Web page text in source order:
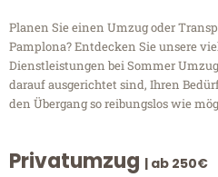
Planen Sie einen Umzug oder
Pamplona? Entdecken Sie unsere
Dienstleistungen bei Sommer
darauf ausgerichtet sind, Ihren
den Übergang so reibungslos wie
Privatumzug | ab 250€